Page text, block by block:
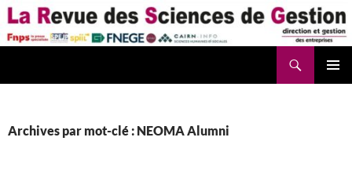
Aller
au
contenu
Archives par mot-clé : NEOMA Alumni